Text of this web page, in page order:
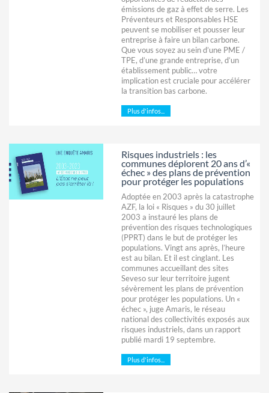
émissions de gaz à effet de serre. Les
Préventeurs et Responsables HSE
peuvent se mobiliser et pousser leur
entreprise à faire un bilan carbone.
Que vous soyez au sein d’une PME /
TPE, d’une grande entreprise, d’un
établissement public… votre
implication est cruciale pour accélérer
la transition bas carbone.
Plus d'infos...
Risques industriels : les
communes déplorent 20 ans d’«
échec » des plans de prévention
pour protéger les populations
Adoptée en 2003 après la catastrophe
AZF, la loi « Risques » du 30 juillet
2003 a instauré les plans de
prévention des risques technologiques
(PPRT) dans le but de protéger les
populations. Vingt ans après, l’heure
est au bilan. Et il est cinglant. Les
communes accueillant des sites
Seveso sur leur territoire jugent
sévèrement les plans de prévention
pour protéger les populations. Un «
échec », juge Amaris, le réseau
national des collectivités exposés aux
risques industriels, dans un rapport
publié mardi 19 septembre.
Plus d'infos...